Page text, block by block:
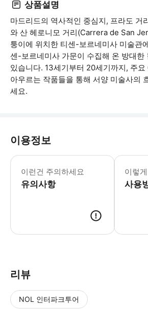
상품설명
마드리드의 역사적인 중심지, 프라도 거
와 산 헤로니모 거리(Carrera de San
퉁이에 위치한 티센-보르네미사 미술관
센-보르네미사 가문이 수집해 온 방대한
있습니다. 13세기부터 20세기까지, 주
아우르는 작품들을 통해 서양 미술사의
세요.
이용정보
이런건 주의하세요
유의사항
어린이 규
이렇
사용
리뷰
NOL 인터파크투어